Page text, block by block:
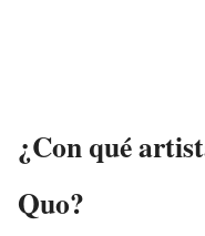
¿Con qué
Quo?